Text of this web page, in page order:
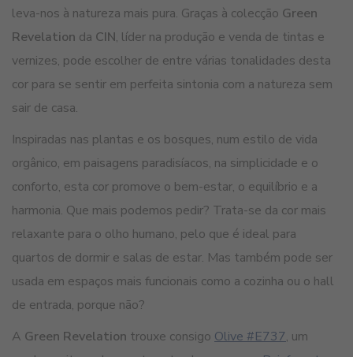
leva-nos à natureza mais pura. Graças à colecção Green
Revelation da CIN, líder na produção e venda de tintas e
vernizes, pode escolher de entre várias tonalidades desta
cor para se sentir em perfeita sintonia com a natureza sem
sair de casa.
Inspiradas nas plantas e os bosques, num estilo de vida
orgânico, em paisagens paradisíacos, na simplicidade e o
conforto, esta cor promove o bem-estar, o equilíbrio e a
harmonia. Que mais podemos pedir? Trata-se da cor mais
relaxante para o olho humano, pelo que é ideal para
quartos de dormir e salas de estar. Mas também pode ser
usada em espaços mais funcionais como a cozinha ou o hall
de entrada, porque não?
A Green Revelation trouxe consigo Olive #E737, um